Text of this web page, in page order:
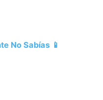
No Sabías 📱